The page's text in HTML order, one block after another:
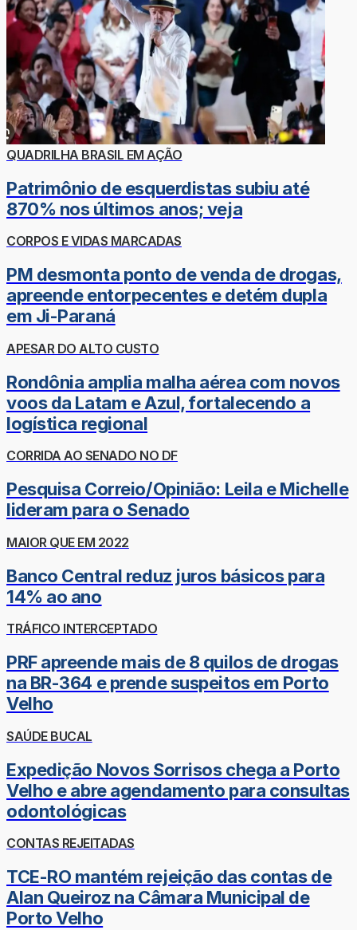
QUADRILHA BRASIL EM AÇÃO
Patrimônio de esquerdistas subiu até
870% nos últimos anos; veja
CORPOS E VIDAS MARCADAS
PM desmonta ponto de venda de drogas,
apreende entorpecentes e detém dupla
em Ji-Paraná
APESAR DO ALTO CUSTO
Rondônia amplia malha aérea com novos
voos da Latam e Azul, fortalecendo a
logística regional
CORRIDA AO SENADO NO DF
Pesquisa Correio/Opinião: Leila e Michelle
lideram para o Senado
MAIOR QUE EM 2022
Banco Central reduz juros básicos para
14% ao ano
TRÁFICO INTERCEPTADO
PRF apreende mais de 8 quilos de drogas
na BR-364 e prende suspeitos em Porto
Velho
SAÚDE BUCAL
Expedição Novos Sorrisos chega a Porto
Velho e abre agendamento para consultas
odontológicas
CONTAS REJEITADAS
TCE-RO mantém rejeição das contas de
Alan Queiroz na Câmara Municipal de
Porto Velho